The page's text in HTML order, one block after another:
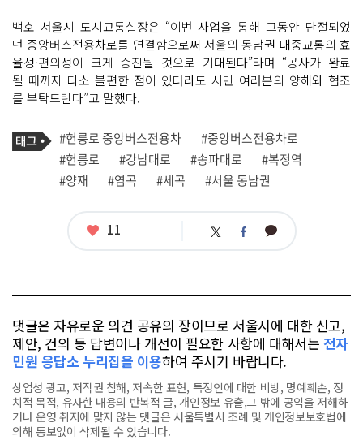
백호 서울시 도시교통실장은 “이번 사업을 통해 그동안 단절되었
던 중앙버스전용차로를 연결함으로써 서울의 동남권 대중교통의 효
율성·편의성이 크게 증진될 것으로 기대된다”라며 “공사가 완료
될 때까지 다소 불편한 점이 있더라도 시민 여러분의 양해와 협조
를 부탁드린다”고 말했다.
기
사
관
련
태
태
그
#헌릉로 중앙버스전용차
#중앙버스전용차로
#헌릉로
#강남대로 #송파대로
#복정역
#양재
#염곡 #세곡 #서울 동남권
좋
11 트 페 카
댓글은 자유로운 의견 공유의 장이므로 서울시에 대한 신고,
제안, 건의 등 답변이나 개선이 필요한 사항에 대해서는 전자
민원 응답소 누리집을 이용하여 주시기 바랍니다.
상업성 광고, 저작권 침해, 저속한 표현, 특정인에 대한 비방, 명예훼손, 정
치적 목적, 유사한 내용의 반복적 글, 개인정보 유출,그 밖에 공익을 저해하
거나 운영 취지에 맞지 않는 댓글은 서울특별시 조례 및 개인정보보호법에
의해 통보없이 삭제될 수 있습니다.